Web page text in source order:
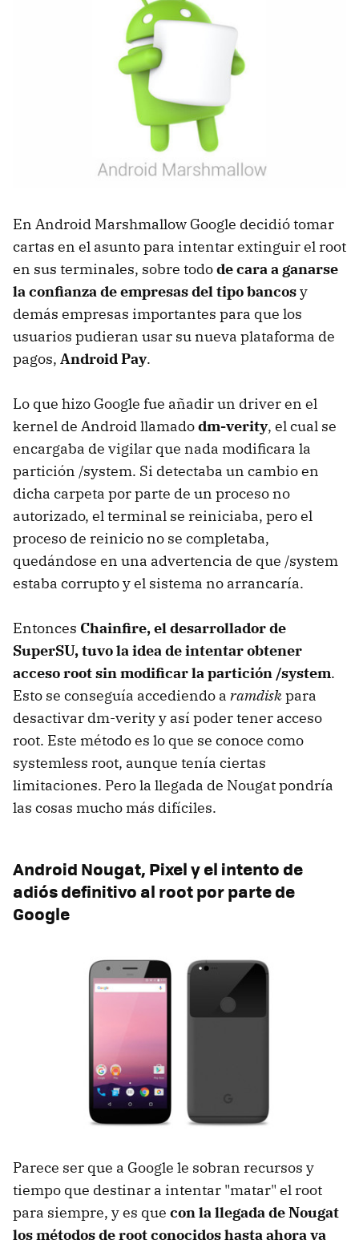
En Android Marshmallow Google decidió tomar
cartas en el asunto para intentar extinguir el root
en sus terminales, sobre todode cara a ganarse
la confianza de empresas del tipo bancosy
demás empresas importantes para que los
usuarios pudieran usar su nueva plataforma de
pagos, Android Pay.
Lo que hizo Google fue añadir un driver en el
kernel de Android llamadodm-verity, el cual se
encargaba de vigilar que nada modificara la
partición /system. Si detectaba un cambio en
dicha carpeta por parte de un proceso no
autorizado, el terminal se reiniciaba, pero el
proceso de reinicio no se completaba,
quedándose en una advertencia de que /system
estaba corrupto y el sistema no arrancaría.
Entonces Chainfire, el desarrollador de
SuperSU, tuvo la idea de intentar obtener
acceso root sin modificar la partición /system.
Esto se conseguía accediendo a ramdiskpara
desactivar dm-verity y así poder tener acceso
root. Este método es lo que se conoce como
systemless root, aunque tenía ciertas
limitaciones. Pero la llegada de Nougat pondría
las cosas mucho más difíciles.
Android Nougat, Pixel y el intento de
adiós definitivo al root por parte de
Google
Parece ser que a Google le sobran recursos y
tiempo que destinar a intentar "matar" el root
para siempre, y es que con la llegada de Nougat
los métodos de root conocidos hasta ahora ya